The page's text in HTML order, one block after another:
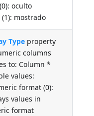
oculto
(1): mostrado
Type property
columns
to: Column *
values:
format (0):
values in
format